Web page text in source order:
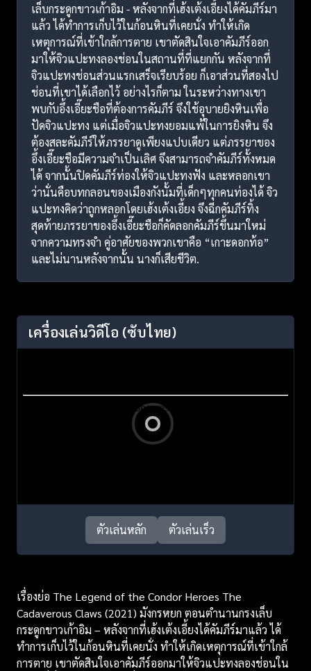
เล็บกระดูกขาวเก้าอิม - หลังจากที่เฮ้งเต้งเอี้ยงได้คัมภีร์มา
แล้ว ได้ทำการเก็บไว้ในก้อนหินที่เคยนั่ง ทำให้เกิด
เหตุการณ์ที่เข้าใกล้การตาย เขาตัดสินใจเอาคัมภีร์ออก
มาให้จิวแปะทงลองช่อนในสถานที่ที่แยกกัน หลังจากที่
จิวแปะทงช่อนส่วนแรกเสร็จเรียบร้อย ก็เอาส่วนที่สองไป
ช่อนที่เขาได้เลือกไว้ อย่างไรก็ตาม ในระหว่างทางเขา
พบกับอึ้งเอี๊ยะชือที่ต้องการคัมภีร์ จึงใช้อุบายยิงหินเพื่อ
ปัดจิวแปะทง แต่เมื่อจิวแปะทงยอมแพ้ในการยิงหิน จึง
ต้องสละคัมภีร์ให้ภรรยาดูเพียงแปบเดียว แต่ภรรยาของ
อึ้งเอี๊ยะชือมีความจำเป็นเลิศ จึงสามารถจำคัมภีร์ทั้งหมด
ได้ จากนั้นปิดคัมภีร์ท่องให้จิวแปะทงฟัง และหลอกเขา
ว่านั่นคือบทกลอนของเมืองกังนั้มที่เด็กๆทุกคนท่องได้ จิว
แปะทงคิดว่าถูกหลอกโดยเฮ้งเต้งเอี้ยง จึงฉีกคัมภีร์ทิ้ง
สุดท้ายภรรยาของอึ้งเอี๊ยะชือก็คัดลอกคัมภีร์ขึ้นมาใหม่
จากความทรงจำ คู่อาศัยของพวกเขาคือ “เกาะดอกท้อ”
และไม่นานหลังจากนั้น นางก็เสียชีวิต.
เครื่องเล่นวิดีโอ (ซับไทย)
ตัวเล่นหลัก ตัวเล่นเร็ว
เรื่องย่อ The Legend of the Condor Heroes The
Cadaverous Claws (2021) มังกรหยก ตอนตำนานกรงเล็บ
กระดูกขาวเก้าอิม – หลังจากที่เฮ้งเต้งเอี้ยงได้คัมภีร์มาแล้ว ได้
ทำการเก็บไว้ในก้อนหินที่เคยนั่ง ทำให้เกิดเหตุการณ์ที่เข้าใกล้
การตาย เขาตัดสินใจเอาคัมภีร์ออกมาให้จิวแปะทงลองช่อนใน